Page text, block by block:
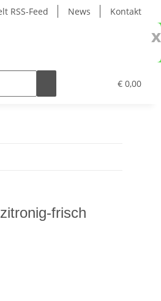
RSS-Feed News Kontakt
x
€ 0,00
Primavera Naturprodukte
frisch